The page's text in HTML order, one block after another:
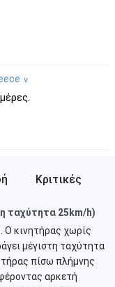
∨
Κριτικές
ταχύτητα 25km/h)
Ο κινητήρας χωρίς
μέγιστη ταχύτητα
πίσω πλήμνης
αρκετή